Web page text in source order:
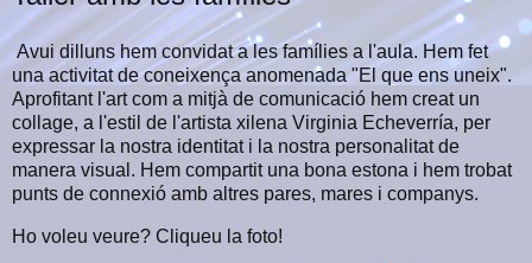
Avui dilluns hem convidat a les famílies a l'aula. Hem fet
una activitat de coneixença anomenada "El que ens uneix".
Aprofitant l'art com a mitjà de comunicació hem creat un
collage, a l'estil de l'artista xilena Virginia Echeverría, per
expressar la nostra identitat i la nostra personalitat de
manera visual. Hem compartit una bona estona i hem trobat
punts de connexió amb altres pares, mares i companys.
Ho voleu veure? Cliqueu la foto!